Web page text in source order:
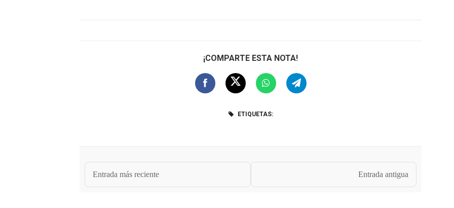
¡COMPARTE ESTA NOTA!
ETIQUETAS:
Entrada más reciente Entrada antigua